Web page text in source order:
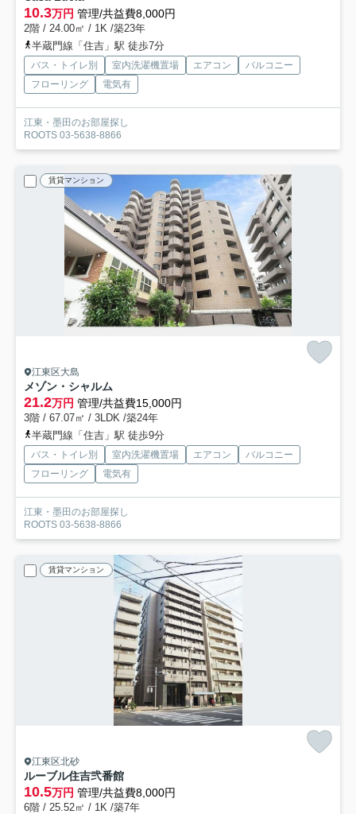
10.3万円 管理/共益費8,000円
2階 / 24.00㎡ / 1K /築23年
半蔵門線「住吉」駅 徒歩7分
バス・トイレ別 室内洗濯機置場 エアコン
バルコニー
フローリング
電気有
江東・墨田のお部屋探し
ROOTS 03-5638-8866
賃貸マンション
江東区大島
メゾン・シャルム
21.2万円 管理/共益費15,000円
3階 / 67.07㎡ / 3LDK /築24年
半蔵門線「住吉」駅 徒歩9分
バス・トイレ別 室内洗濯機置場 エアコン
バルコニー
フローリング
電気有
江東・墨田のお部屋探し
ROOTS 03-5638-8866
賃貸マンション
江東区北砂
ルーブル住吉弐番館
10.5万円 管理/共益費8,000円
6階 / 25.52㎡ / 1K /築7年